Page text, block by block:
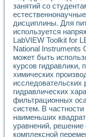
Из опыта
Опыт
Проблемы
Развитие
занятий со
дисциплины. Для
используется
LabVIEW Toolkit for
National Instruments
может быть
курсов гидравлики,
химических
гидравлических
фильтрационных
систем. В
наименьших
уравнений,
комплексной